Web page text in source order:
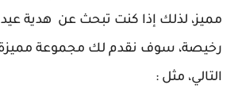
مميز، لذلك إذا كنت تبحث عن هدية عيد
رخيصة، سوف نقدم لك مجموعة مميزة
التالي، مثل :